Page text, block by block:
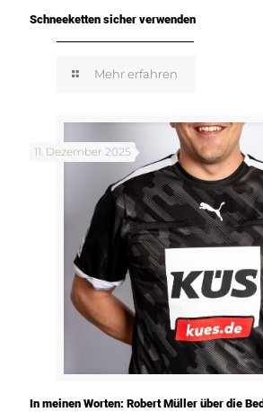
Schneeketten sicher verwenden
Mehr erfahren
11. Dezember 2025
In meinen Worten: Robert Müller über die